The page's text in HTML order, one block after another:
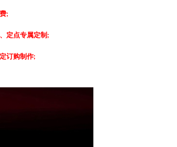
;
定点专属定制 ;
订购制作;